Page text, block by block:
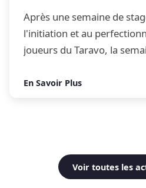
Après une semaine de
l'initiation et au
joueurs du Taravo, la
Open de blitz
En Savoir Plus
Voir toutes les